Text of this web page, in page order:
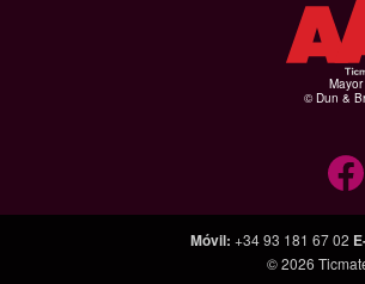
© Dun &
Móvil: +34 93 181 67 02
© 2026